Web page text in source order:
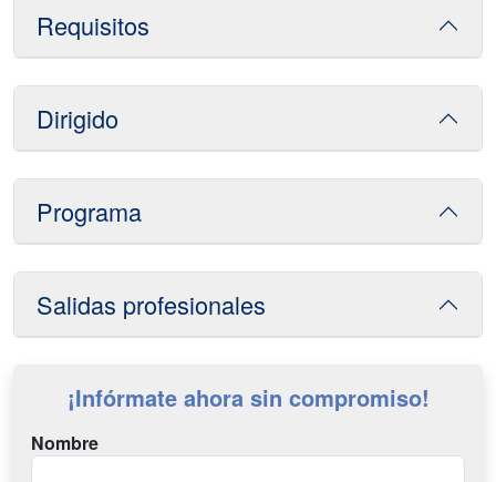
Requisitos
Dirigido
Programa
Salidas profesionales
¡Infórmate ahora sin compromiso!
Nombre